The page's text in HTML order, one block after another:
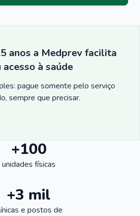
anos a Medprev facilita
acesso à saúde
pague somente pelo serviço
sempre que precisar.
+100
unidades físicas
+3 mil
e postos de